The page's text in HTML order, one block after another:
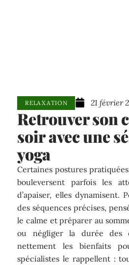
RELAXATION 21 février
Retrouver son
soir avec une
yoga
Certaines postures
bouleversent parfois les
d’apaiser, elles dynamisent.
des séquences précises,
le calme et préparer au
ou négliger la durée des
nettement les bienfaits
spécialistes le rappellent :